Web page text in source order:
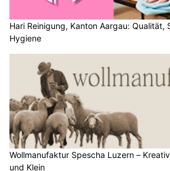
Hari Reinigung, Kanton Aargau:
Hygiene
Wollmanufaktur Spescha Luzern –
und Klein